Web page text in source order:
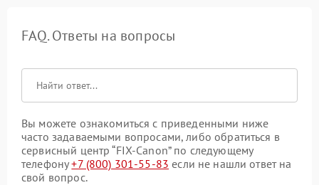
FAQ. Ответы на вопросы
Вы можете ознакомиться с приведенными ниже
часто задаваемыми вопросами, либо обратиться в
сервисный центр “FIX-Canon” по следующему
телефону+7 (800) 301-55-83 если не нашли ответ на
свой вопрос.